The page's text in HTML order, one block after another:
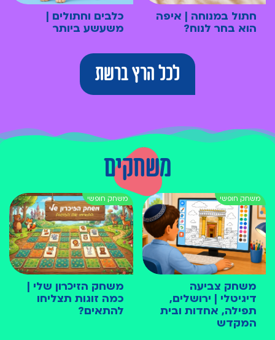
חתול במנוחה | איפה
הוא בחר לנוח?
כלבים וחתולים |
משעשע ביותר
לכל הרץ ברשת
משחקים
משחק צביעה
דיגיטלי | ירושלים,
תפילה, אחדות ובית
המקדש
משחק הזיכרון שלי |
כמה זוגות תצליחו
להתאים?